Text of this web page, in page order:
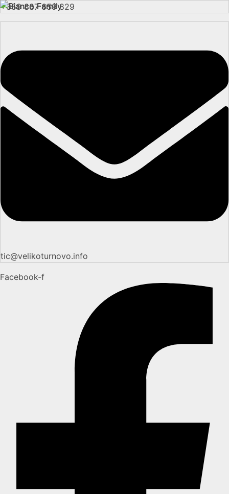
+359 887 659 829
tic@velikoturnovo.info
Facebook-f